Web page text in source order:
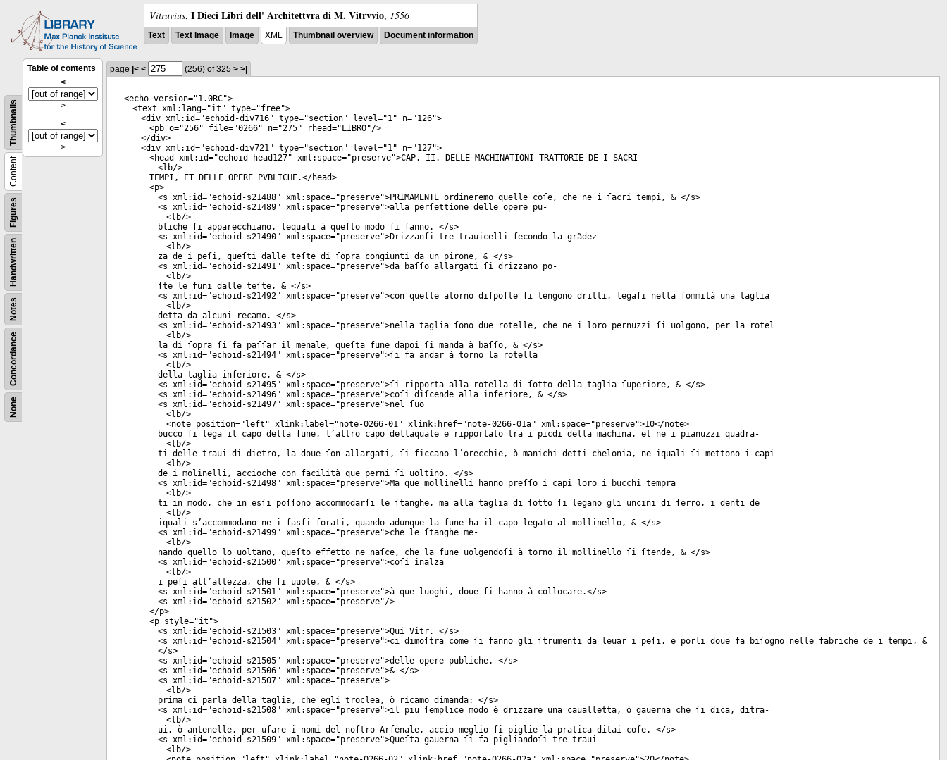
Vitruvius, I Dieci Libri dell' Architettvra di M. Vitrvvio, 1556
Text Text Image Image XML Thumbnail overview Document information
None
Concordance
Notes
Handwritten
Figures
Content
Thumbnails
Table of contents
<
>
<
>
page |< < (256) of 325 > >|
<echo version="1.0RC">
<text xml:lang="it " type="free">
<div xml:id="echoid-div716" type="section" level="1" n="126">
<pb o="256" file="0266" n="275" rhead=" LIBRO"/>
</div>
<div xml:id="echoid-div721" type="section" level="1" n="127">
<head xml:id="echoid-head127" xml:space="preserve">CAP. II. DELLE MACHINATIONI TRATTORIE DE I SACRI
<lb/>
TEMPI, ET DELLE OPERE PVBLICHE.</head>
<p>
<s xml:id="echoid-s21488" xml:space="preserve">PRIMAMENTE ordineremo quelle coſe, che ne i ſacri tempi, & </s>
<s xml:id="echoid-s21489" xml:space="preserve">alla perſettione delle opere pu-
<lb/>
bliche ſi apparecchiano, lequali à queſto modo ſi fanno. </s>
<s xml:id="echoid-s21490" xml:space="preserve">Drizzanſi tre trauicelli ſecondo la grãdez
<lb/>
za de i peſi, queſti dalle teſte di ſopra congiunti da un pirone, & </s>
<s xml:id="echoid-s21491" xml:space="preserve">da baſſo allargati ſi drizzano po-
<lb/>
ſte le funi dalle teſte, & </s>
<s xml:id="echoid-s21492" xml:space="preserve">con quelle atorno diſpoſte ſi tengono dritti, legaſi nella ſommità una taglia
<lb/>
detta da alcuni recamo. </s>
<s xml:id="echoid-s21493" xml:space="preserve">nella taglia ſono due rotelle, che ne i loro pernuzzi ſi uolgono, per la rotel
<lb/>
la di ſopra ſi fa paſſar il menale, queſta fune dapoi ſi manda à baſſo, & </s>
<s xml:id="echoid-s21494" xml:space="preserve">ſi fa andar à torno la rotella
<lb/>
della taglia inferiore, & </s>
<s xml:id="echoid-s21495" xml:space="preserve">ſi ripporta alla rotella di ſotto della taglia ſuperiore, & </s>
<s xml:id="echoid-s21496" xml:space="preserve">coſi diſcende alla inferiore, & </s>
<s xml:id="echoid-s21497" xml:space="preserve">nel ſuo
<lb/>
<note position=" left " xlink:label="note-0266-01" xlink:href="note-0266-01a" xml:space="preserve">10</note>
bucco ſi lega il capo della fune, l’altro capo dellaquale e ripportato tra i picdi della machina, et ne i pianuzzi quadra-
<lb/>
ti delle traui di dietro, la doue ſon allargati, ſi ficcano l’orecchie, ò manichi detti chelonia, ne iquali ſi mettono i capi
<lb/>
de i molinelli, accioche con facilità que perni ſi uoltino. </s>
<s xml:id="echoid-s21498" xml:space="preserve">Ma que mollinelli hanno preſſo i capi loro i bucchi tempra
<lb/>
ti in modo, che in esſi poſſono accommodarſi le ſtanghe, ma alla taglia di ſotto ſi legano gli uncini di ſerro, i denti de
<lb/>
iquali s’accommodano ne i ſasſi forati, quando adunque la fune ha il capo legato al mollinello, & </s>
<s xml:id="echoid-s21499" xml:space="preserve">che le ſtanghe me-
<lb/>
nando quello lo uoltano, queſto effetto ne naſce, che la fune uolgendoſi à torno il mollinello ſi ſtende, & </s>
<s xml:id="echoid-s21500" xml:space="preserve">coſi inalza
<lb/>
i peſi all’altezza, che ſi uuole, & </s>
<s xml:id="echoid-s21501" xml:space="preserve">à que luoghi, doue ſi hanno à collocare.</s>
<s xml:id="echoid-s21502" xml:space="preserve"/>
</p>
<p style="it ">
<s xml:id="echoid-s21503" xml:space="preserve">Qui Vitr. </s>
<s xml:id="echoid-s21504" xml:space="preserve">ci dimoſtra come ſi fanno gli ſtrumenti da leuar i peſi, e porli doue fa biſogno nelle fabriche de i tempi, &
</s>
<s xml:id="echoid-s21505" xml:space="preserve">delle opere publiche. </s>
<s xml:id="echoid-s21506" xml:space="preserve">& </s>
<s xml:id="echoid-s21507" xml:space="preserve">
<lb/>
prima ci parla della taglia, che egli troclea, ò ricamo dimanda: </s>
<s xml:id="echoid-s21508" xml:space="preserve">il piu ſemplice modo è drizzare una caualletta, ò gauerna che ſi dica, ditra-
<lb/>
ui, ò antenelle, per uſare i nomi del noſtro Arſenale, accio meglio ſi piglie la pratica ditai coſe. </s>
<s xml:id="echoid-s21509" xml:space="preserve">Queſta gauerna ſi fa pigliandoſi tre traui
<lb/>